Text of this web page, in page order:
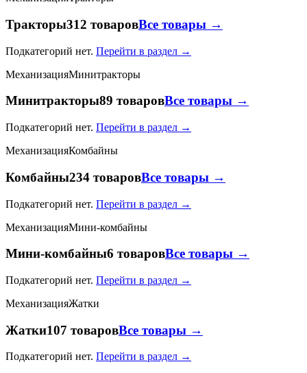
Тракторы312 товаровВсе товары →
Подкатегорий нет. Перейти в раздел →
МеханизацияМинитракторы
Минитракторы89 товаровВсе товары →
Подкатегорий нет. Перейти в раздел →
МеханизацияКомбайны
Комбайны234 товаровВсе товары →
Подкатегорий нет. Перейти в раздел →
МеханизацияМини-комбайны
Мини-комбайны6 товаровВсе товары →
Подкатегорий нет. Перейти в раздел →
МеханизацияЖатки
Жатки107 товаровВсе товары →
Подкатегорий нет. Перейти в раздел →